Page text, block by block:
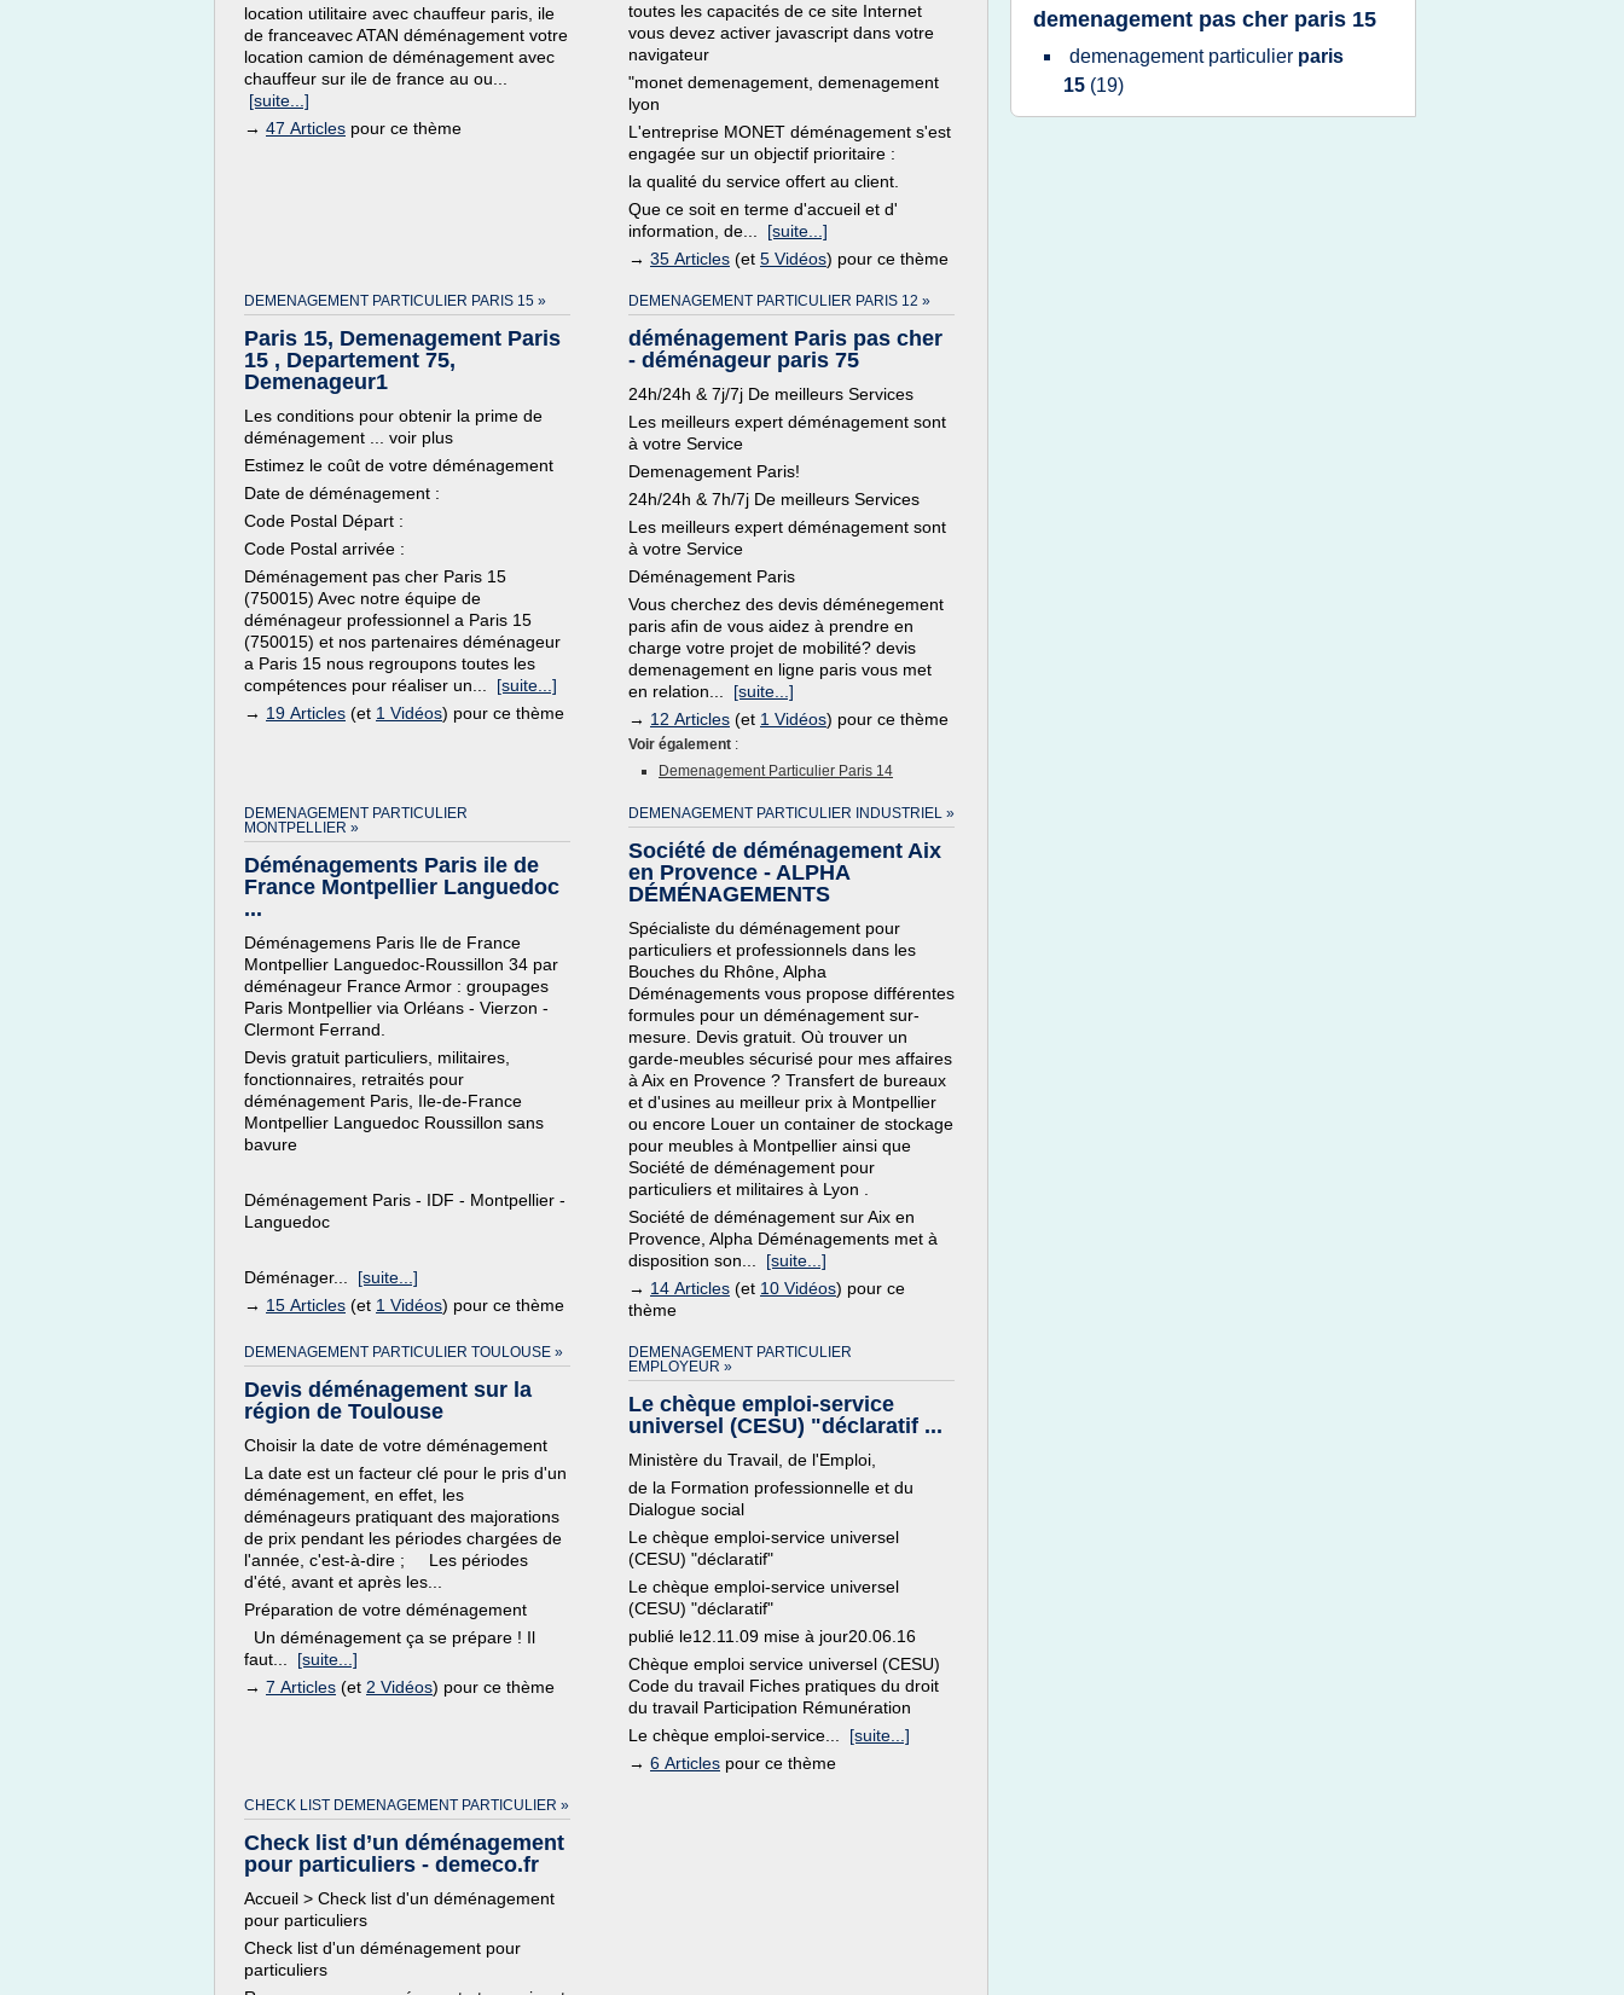
location utilitaire avec chauffeur paris, ile
de franceavec ATAN déménagement votre
location camion de déménagement avec
chauffeur sur ile de france au ou...
[suite...]
→ 47 Articles pour ce thème
toutes les capacités de ce site Internet
vous devez activer javascript dans votre
navigateur
"monet demenagement, demenagement
lyon
L'entreprise MONET déménagement s'est
engagée sur un objectif prioritaire :
la qualité du service offert au client.
Que ce soit en terme d'accueil et d'
information, de... [suite...]
→ 35 Articles (et 5 Vidéos) pour ce thème
DEMENAGEMENT PARTICULIER PARIS 15 »
Paris 15, Demenagement Paris
15 , Departement 75,
Demenageur1
Les conditions pour obtenir la prime de
déménagement ... voir plus
Estimez le coût de votre déménagement
Date de déménagement :
Code Postal Départ :
Code Postal arrivée :
Déménagement pas cher Paris 15
(750015) Avec notre équipe de
déménageur professionnel a Paris 15
(750015) et nos partenaires déménageur
a Paris 15 nous regroupons toutes les
compétences pour réaliser un... [suite...]
→ 19 Articles (et 1 Vidéos) pour ce thème
DEMENAGEMENT PARTICULIER PARIS 12 »
déménagement Paris pas cher
- déménageur paris 75
24h/24h & 7j/7j De meilleurs Services
Les meilleurs expert déménagement sont
à votre Service
Demenagement Paris!
24h/24h & 7h/7j De meilleurs Services
Les meilleurs expert déménagement sont
à votre Service
Déménagement Paris
Vous cherchez des devis déménegement
paris afin de vous aidez à prendre en
charge votre projet de mobilité? devis
demenagement en ligne paris vous met
en relation... [suite...]
→ 12 Articles (et 1 Vidéos) pour ce thème
Voir également :
Demenagement Particulier Paris 14
DEMENAGEMENT PARTICULIER
MONTPELLIER »
Déménagements Paris ile de
France Montpellier Languedoc
...
Déménagemens Paris Ile de France
Montpellier Languedoc-Roussillon 34 par
déménageur France Armor : groupages
Paris Montpellier via Orléans - Vierzon -
Clermont Ferrand.
Devis gratuit particuliers, militaires,
fonctionnaires, retraités pour
déménagement Paris, Ile-de-France
Montpellier Languedoc Roussillon sans
bavure
Déménagement Paris - IDF - Montpellier -
Languedoc
Déménager... [suite...]
→ 15 Articles (et 1 Vidéos) pour ce thème
DEMENAGEMENT PARTICULIER INDUSTRIEL »
Société de déménagement Aix
en Provence - ALPHA
DÉMÉNAGEMENTS
Spécialiste du déménagement pour
particuliers et professionnels dans les
Bouches du Rhône, Alpha
Déménagements vous propose différentes
formules pour un déménagement sur-
mesure. Devis gratuit. Où trouver un
garde-meubles sécurisé pour mes affaires
à Aix en Provence ? Transfert de bureaux
et d'usines au meilleur prix à Montpellier
ou encore Louer un container de stockage
pour meubles à Montpellier ainsi que
Société de déménagement pour
particuliers et militaires à Lyon .
Société de déménagement sur Aix en
Provence, Alpha Déménagements met à
disposition son... [suite...]
→ 14 Articles (et 10 Vidéos) pour ce
thème
DEMENAGEMENT PARTICULIER TOULOUSE »
Devis déménagement sur la
région de Toulouse
Choisir la date de votre déménagement
La date est un facteur clé pour le pris d'un
déménagement, en effet, les
déménageurs pratiquant des majorations
de prix pendant les périodes chargées de
l'année, c'est-à-dire ; Les périodes
d'été, avant et après les...
Préparation de votre déménagement
Un déménagement ça se prépare ! Il
faut... [suite...]
→ 7 Articles (et 2 Vidéos) pour ce thème
DEMENAGEMENT PARTICULIER
EMPLOYEUR »
Le chèque emploi-service
universel (CESU) "déclaratif ...
Ministère du Travail, de l'Emploi,
de la Formation professionnelle et du
Dialogue social
Le chèque emploi-service universel
(CESU) "déclaratif"
Le chèque emploi-service universel
(CESU) "déclaratif"
publié le12.11.09 mise à jour20.06.16
Chèque emploi service universel (CESU)
Code du travail Fiches pratiques du droit
du travail Participation Rémunération
Le chèque emploi-service... [suite...]
→ 6 Articles pour ce thème
CHECK LIST DEMENAGEMENT PARTICULIER »
Check list d’un déménagement
pour particuliers - demeco.fr
Accueil > Check list d'un déménagement
pour particuliers
Check list d'un déménagement pour
particuliers
demenagement pas cher paris 15
demenagement particulier paris
15 (19)